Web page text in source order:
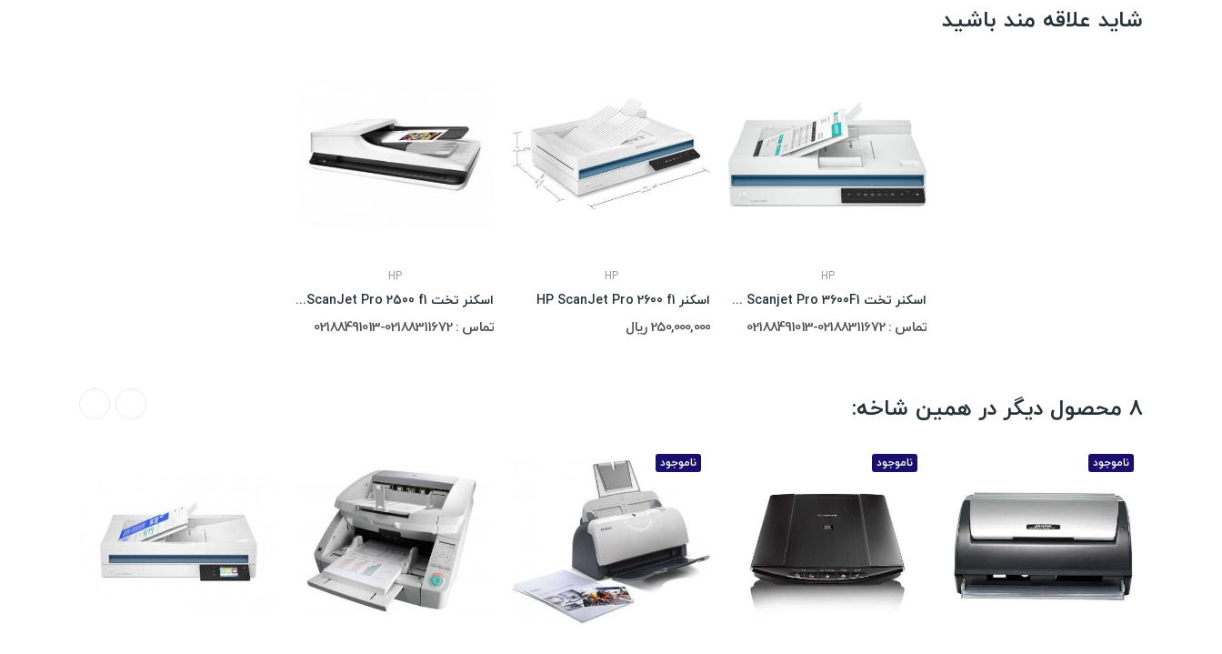
شاید علاقه مند باشید
HP
اسکنر تخت HP ScanJet Pro 2500 f1
تماس : 02188311672-02188491013
HP
اسکنر HP ScanJet Pro 2600 f1
250,000,000 ریال
HP
اسکنر تخت Hp Scanjet Pro 3600F1
تماس : 02188311672-02188491013
8 محصول دیگر در همین شاخه:
ناموجود ناموجود ناموجود